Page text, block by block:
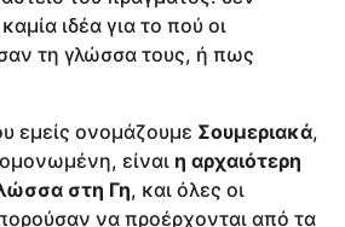
ιδέα για το πού οι
τη γλώσσα τους, ή πως
εμείς ονομάζουμε Σουμεριακά,
είναι η αρχαιότερη
στη Γη, και όλες οι
να προέρχονται από τα